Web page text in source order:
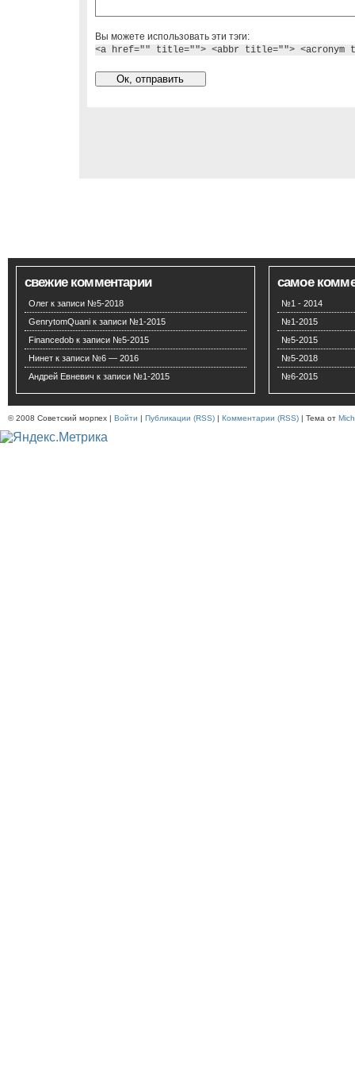
Вы можете использовать эти тэги:
<a href="" title=""> <abbr title=""> <acronym
свежие комментарии
Олег к записи №5-2018
GenrytomQuani к записи №1-2015
Financedob к записи №5-2015
Нинет к записи №6 — 2016
Андрей Евневич к записи №1-2015
самое
№1 - 2014
№1-2015
№5-2015
№5-2018
№6-2015
© 2008 Советский морпех | Войти | Публикации (RSS) | Комментарии (RSS) | Тема от